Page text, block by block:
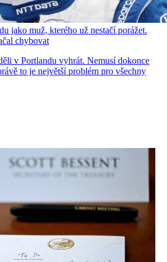
jako muž, kterého už nestačí porážet.
chybovat
v Portlandu vyhrát. Nemusí dokonce
to je největší problém pro všechny